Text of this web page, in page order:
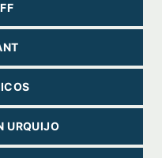
URQUIJO